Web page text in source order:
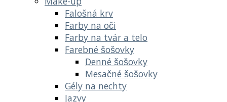
Falošná krv
Farby na oči
Farby na tvár a telo
Farebné šošovky
Denné šošovky
Mesačné šošovky
Gély na nechty
Jazvy